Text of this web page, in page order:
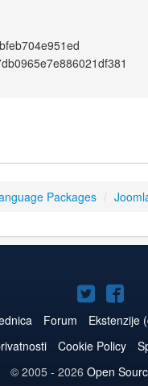
Packages /
Joomla!
na
Twitteru
na
Forum Ekstenzije
Cookie Policy
© 2005 - 2026 Open